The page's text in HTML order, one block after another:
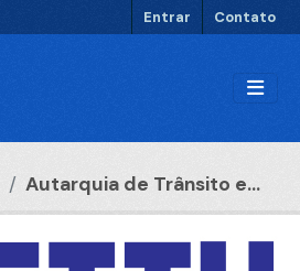
Entrar Contato
Autarquia de Trânsito e...